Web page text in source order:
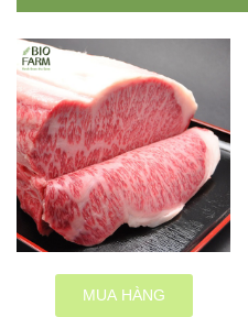
MUA HÀNG